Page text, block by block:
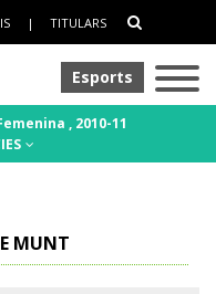
| TITULARS
Esports
, 2010-11
MUNT